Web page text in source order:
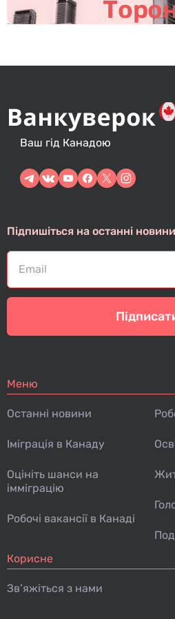
Ваш гід Канадою
Підпишіться на останні новини
Меню
Останні новини
Іміграція в Канаду
Оцініть шанси на
імміграцію
Робочі вакансії в Канаді
Корисне
Зв’яжіться з нами